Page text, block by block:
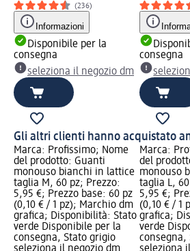
(236)
Informazioni
Disponibile per la
consegna
seleziona il negozio dm
consegna
Gli altri clienti hanno acquistato
Marca: Profissimo; Nome
del prodotto: Guanti
monouso bianchi in lattice
taglia M, 60 pz; Prezzo:
5,95 €; Prezzo base: 60 pz
(0,10 € / 1 pz); Marchio dm
grafica; Disponibilità: Stato
verde Disponibile per la
consegna, Stato grigio
seleziona il negozio dm
Marca:
del
monouso
taglia L,
5,95 €;
(0,10 € / 1
grafica;
verde
consegna,
seleziona